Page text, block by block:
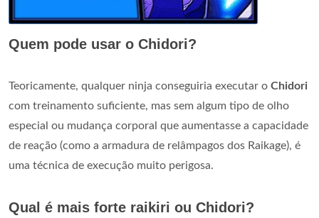
Quem pode usar o Chidori?
Teoricamente, qualquer ninja conseguiria executar o Chidori
com treinamento suficiente, mas sem algum tipo de olho
especial ou mudança corporal que aumentasse a capacidade
de reação (como a armadura de relâmpagos dos Raikage), é
uma técnica de execução muito perigosa.
Qual é mais forte raikiri ou Chidori?